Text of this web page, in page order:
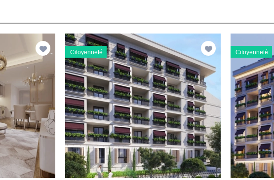
Citoyenneté Citoyenneté